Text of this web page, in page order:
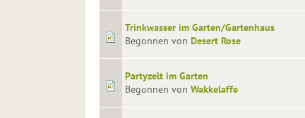
Trinkwasser im Garten/Gartenhaus
Begonnen von Desert Rose
Partyzelt im Garten
Begonnen von Wakkelaffe